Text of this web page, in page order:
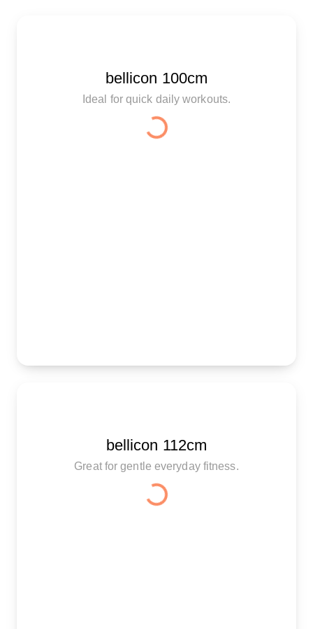
bellicon 100cm
Ideal for quick daily workouts.
bellicon 112cm
Great for gentle everyday fitness.